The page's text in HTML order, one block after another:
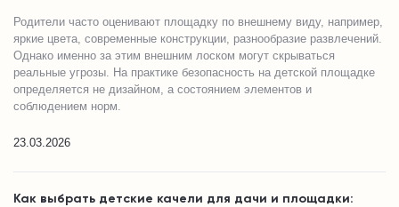
Родители часто оценивают площадку по внешнему виду, например,
яркие цвета, современные конструкции, разнообразие развлечений.
Однако именно за этим внешним лоском могут скрываться
реальные угрозы. На практике безопасность на детской площадке
определяется не дизайном, а состоянием элементов и
соблюдением норм.
23.03.2026
Как выбрать детские качели для дачи и площадки: